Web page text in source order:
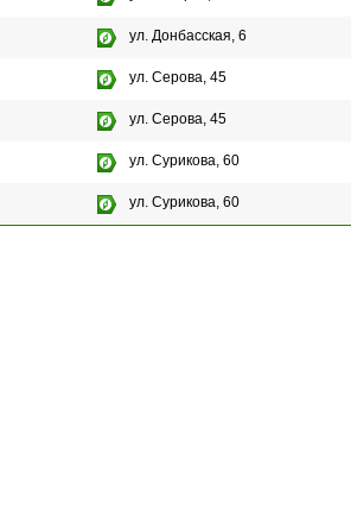
ул. Донбасская, 6
ул. Серова, 45
ул. Серова, 45
ул. Сурикова, 60
ул. Сурикова, 60